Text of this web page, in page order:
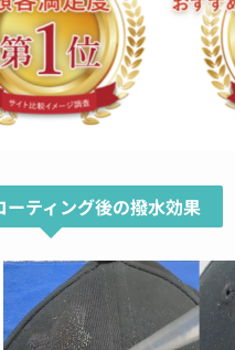
ティング後の撥水効果